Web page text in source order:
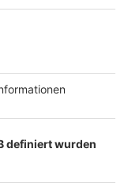
Elsdorf-
Telefonmast
Rhein-Erft-
Baugerüst